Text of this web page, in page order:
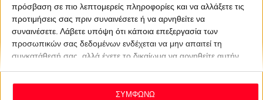
πρόσβαση σε πιο λεπτομερείς πληροφορίες και να αλλάξετε τις
προτιμήσεις σας πριν συναινέσετε ή να αρνηθείτε να
συναινέσετε. Λάβετε υπόψη ότι κάποια επεξεργασία των
προσωπικών σας δεδομένων ενδέχεται να μην απαιτεί τη
συγκατάθεσή σας, αλλά έχετε το δικαίωμα να αρνηθείτε αυτήν
ανακαλέσετε τη συγκατάθεσή σας ανά πάσα στιγμή
ΣΥΜΦΩΝΩ